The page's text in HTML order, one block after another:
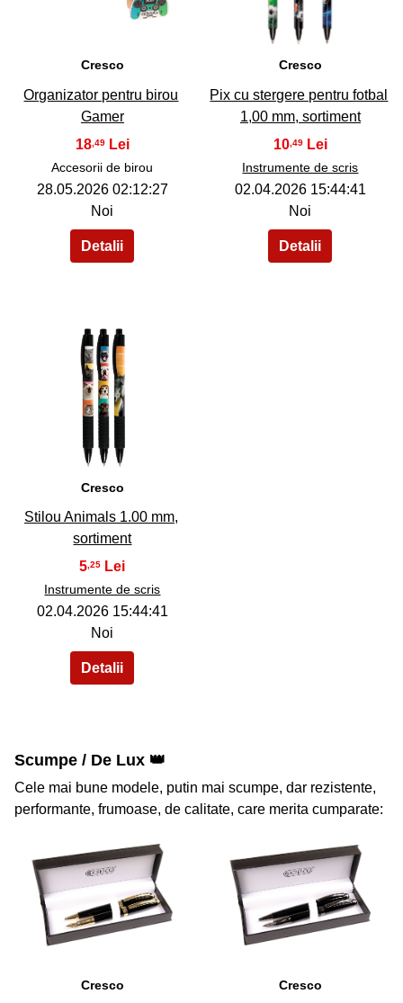
Cresco
Organizator pentru birou
Gamer
18 ,49
Accesorii de birou
28.05.2026 02:12:27
Noi
Cresco
Pix cu stergere pentru fotbal
1,00 mm, sortiment
10,49
Instrumente de scris
02.04.2026 15:44:41
Noi
40
Cresco
Stilou Animals 1.00 mm,
sortiment
5,25
Instrumente de scris
02.04.2026 15:44:41
Noi
Scumpe / De Lux 👑
Cele mai bune modele, putin mai scumpe, dar rezistente,
performante, frumoase, de calitate, care merita cumparate:
41
Cresco
42
Cresco